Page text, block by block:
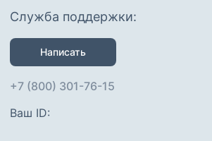
Служба поддержки:
Написать
+7 (800) 301-76-15
Ваш ID: